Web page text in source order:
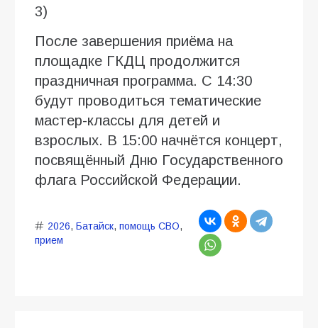
3)
После завершения приёма на
площадке ГКДЦ продолжится
праздничная программа. С 14:30
будут проводиться тематические
мастер-классы для детей и
взрослых. В 15:00 начнётся концерт,
посвящённый Дню Государственного
флага Российской Федерации.
2026, Батайск, помощь СВО,
прием